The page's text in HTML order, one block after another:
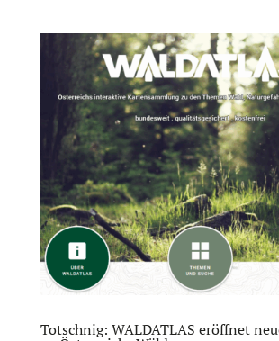
Totschnig: WALDATLAS eröffnet